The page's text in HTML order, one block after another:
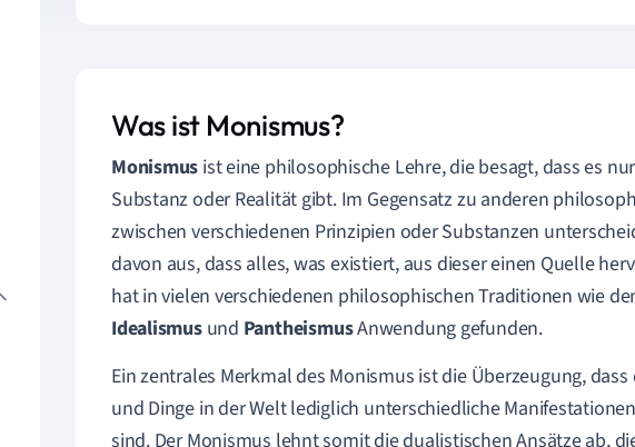
Was ist Monismus?
Monismus ist eine philosophische Lehre, die besagt, dass es
Substanz oder Realität gibt. Im Gegensatz zu anderen
zwischen verschiedenen Prinzipien oder Substanzen
davon aus, dass alles, was existiert, aus dieser einen Quelle
hat in vielen verschiedenen philosophischen Traditionen wie
Idealismusund PantheismusAnwendung gefunden.
Ein zentrales Merkmal des Monismus ist die Überzeugung,
und Dinge in der Welt lediglich unterschiedliche
sind. Der Monismus lehnt somit die dualistischen Ansätze ab,